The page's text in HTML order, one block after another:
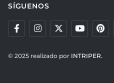
SÍGUENOS
© 2025 realizado por INTRIPER.